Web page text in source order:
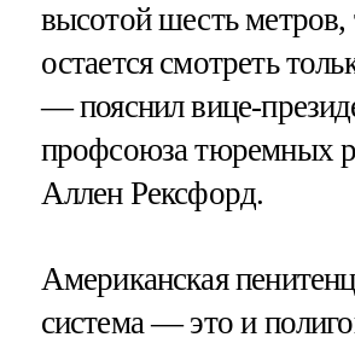
высотой шесть метров,
остается смотреть
— пояснил вице-
профсоюза тюремных
Аллен Рексфорд.
Американская
система — это и